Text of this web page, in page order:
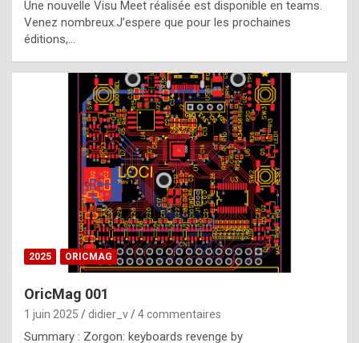
t
e
b
e
s
t
p
h
o
n
y
Une nouvelle Visu Meet réalisée est disponible en teams.
Venez nombreux.J’espere que pour les prochaines
éditions,…
2025 ORICMAG
OricMag 001
1 juin 2025 didier_v 4 commentaires
Summary : Zorgon: keyboards revenge by